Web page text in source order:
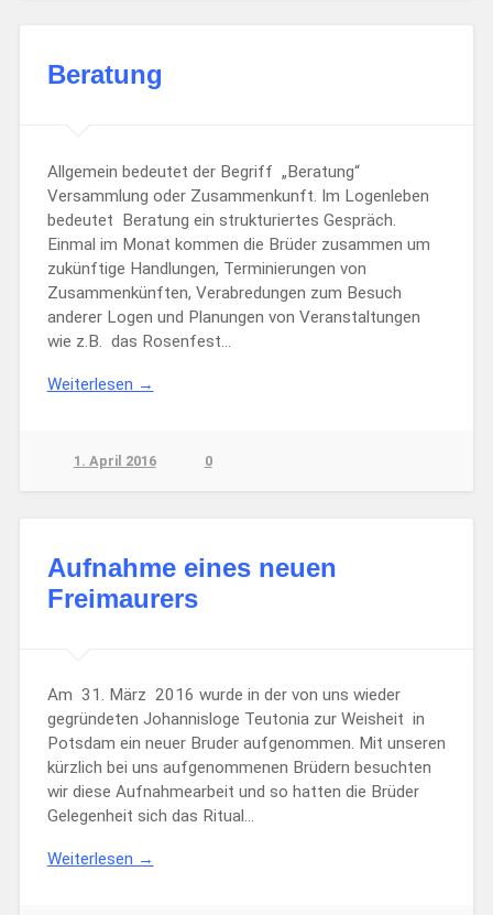
Beratung
Allgemein bedeutet der Begriff „Beratung“
Versammlung oder Zusammenkunft. Im Logenleben
bedeutet Beratung ein strukturiertes Gespräch.
Einmal im Monat kommen die Brüder zusammen um
zukünftige Handlungen, Terminierungen von
Zusammenkünften, Verabredungen zum Besuch
anderer Logen und Planungen von Veranstaltungen
wie z.B. das Rosenfest…
Weiterlesen →
1. April 2016 0
Aufnahme eines neuen
Freimaurers
Am 31. März 2016 wurde in der von uns wieder
gegründeten Johannisloge Teutonia zur Weisheit in
Potsdam ein neuer Bruder aufgenommen. Mit unseren
kürzlich bei uns aufgenommenen Brüdern besuchten
wir diese Aufnahmearbeit und so hatten die Brüder
Gelegenheit sich das Ritual…
Weiterlesen →